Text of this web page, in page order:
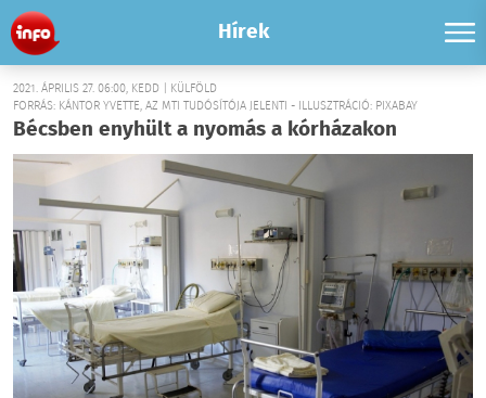
Hírek
2021. ÁPRILIS 27. 06:00, KEDD | KÜLFÖLD
FORRÁS: KÁNTOR YVETTE, AZ MTI TUDÓSÍTÓJA JELENTI - ILLUSZTRÁCIÓ: PIXABAY
Bécsben enyhült a nyomás a kórházakon